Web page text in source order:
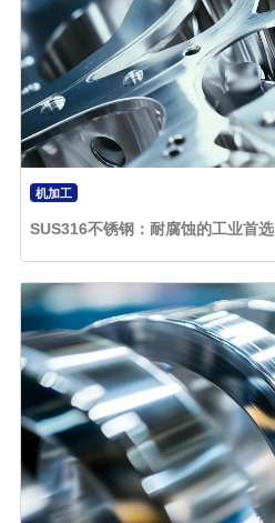
机加工
SUS316不锈钢：耐腐蚀的工业首选